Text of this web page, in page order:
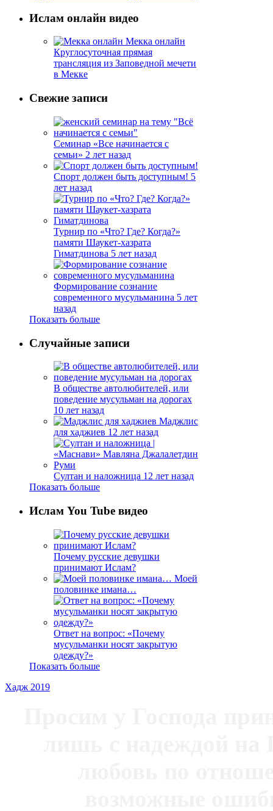
Ислам онлайн видео
Мекка онлайн
Круглосуточная прямая
трансляция из Заповедной мечети
в Мекке
Свежие записи
Семинар «Все начинается с
семьи» 2 лет назад
Спорт должен быть доступным! 5
лет назад
Турнир по «Что? Где? Когда?»
памяти Шаукет-хазрата
Гиматдинова 5 лет назад
Формирование сознание
современного мусульманина 5 лет
назад
Показать больше
Случайные записи
В обществе автолюбителей, или
поведение мусульман на дорогах
10 лет назад
Маджлис
для хаджиев 12 лет назад
Султан и наложница 12 лет назад
Показать больше
Ислам You Tube видео
Почему русские девушки
принимают Ислам?
Моей
половинке имана…
Ответ на вопрос: «Почему
мусульманки носят закрытую
одежду?»
Показать больше
Хадж 2019